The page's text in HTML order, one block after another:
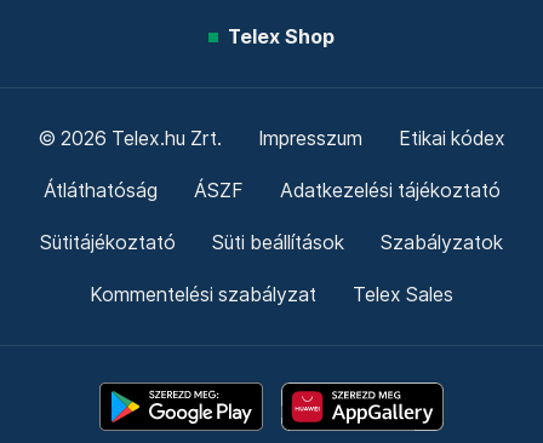
Telex Shop
© 2026 Telex.hu Zrt. Impresszum Etikai kódex
Átláthatóság ÁSZF Adatkezelési tájékoztató
Sütitájékoztató Süti beállítások Szabályzatok
Kommentelési szabályzat Telex Sales